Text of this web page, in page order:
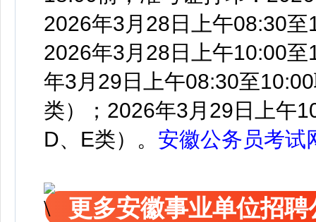
2026年3月28日上午08:30
2026年3月28日上午10:00
年3月29日上午08:30至
类）；2026年3月29日上午
D、E类）。 安徽公务员考试
更多安徽事业单位招聘